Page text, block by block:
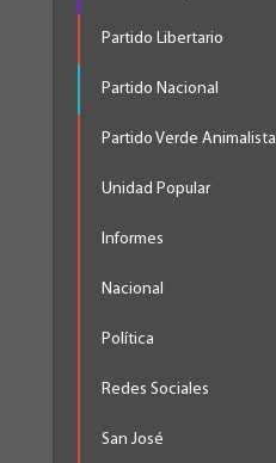
Partido Libertario
Partido Nacional
Partido Verde Animalista
Unidad Popular
Informes
Nacional
Política
Redes Sociales
San José